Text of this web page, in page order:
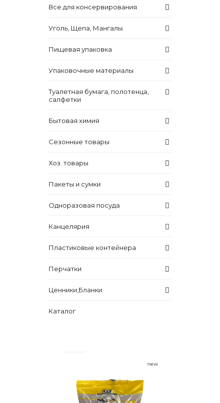
Все для консервирования
Уголь, Щепа, Мангалы
Пищевая упаковка
Упаковочные материалы
Туалетная бумага, полотенца,
салфетки
Бытовая химия
Сезонные товары
Хоз. товары
Пакеты и сумки
Одноразовая посуда
Канцелярия
Пластиковые контейнера
Перчатки
Ценники,Бланки
Каталог
new